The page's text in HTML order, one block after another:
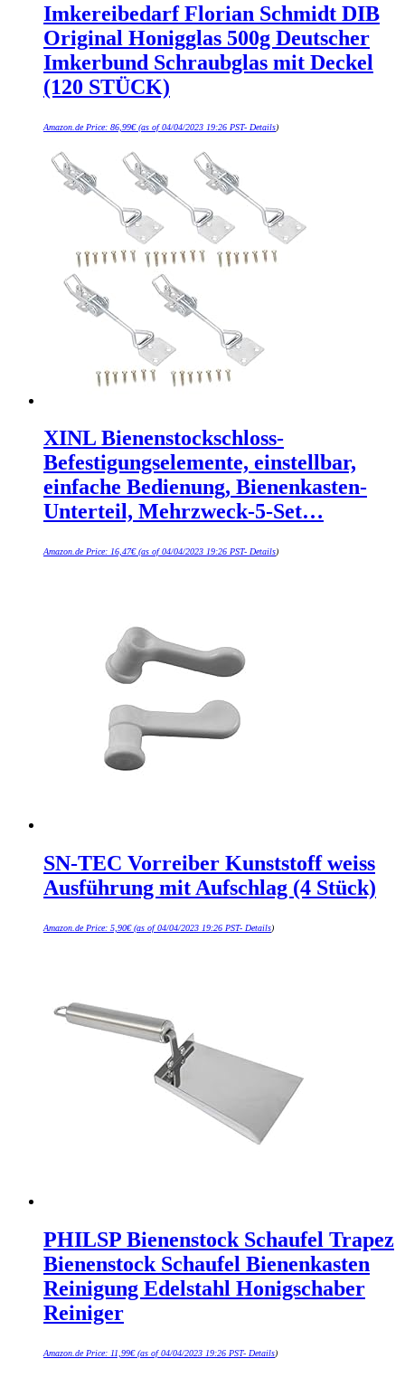
Imkereibedarf Florian Schmidt DIB
Original Honigglas 500g Deutscher
Imkerbund Schraubglas mit Deckel
(120 STÜCK)
Amazon.de Price: 86,99€(as of 04/04/2023 19:26 PST- Details)
XINL Bienenstockschloss-
Befestigungselemente, einstellbar,
einfache Bedienung, Bienenkasten-
Unterteil, Mehrzweck-5-Set…
Amazon.de Price: 16,47€(as of 04/04/2023 19:26 PST- Details)
SN-TEC Vorreiber Kunststoff weiss
Ausführung mit Aufschlag (4 Stück)
Amazon.de Price: 5,90€(as of 04/04/2023 19:26 PST- Details)
PHILSP Bienenstock Schaufel Trapez
Bienenstock Schaufel Bienenkasten
Reinigung Edelstahl Honigschaber
Reiniger
Amazon.de Price: 11,99€(as of 04/04/2023 19:26 PST- Details)